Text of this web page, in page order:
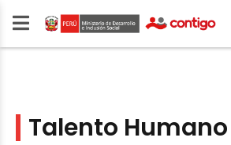
Talento Humano